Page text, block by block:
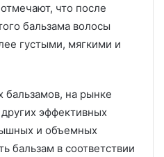
что после
бальзама волосы
густыми, мягкими и
на рынке
эффективных
и объемных
бальзам в соответствии